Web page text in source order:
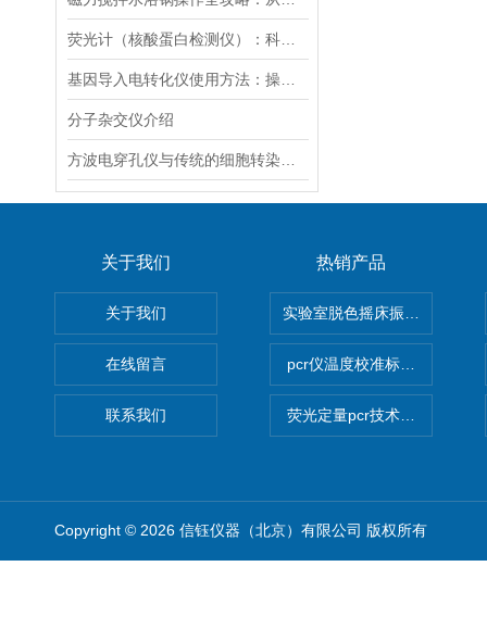
分子杂交仪介绍
关于我们
关于我们
在线留言
联系我们
热销产品
实验室脱色摇床振荡器
pcr仪温度校准标定设备
荧光定量pcr技术定制化服务
Copyright © 2026 信钰仪器（北京）有限公司 版权所有